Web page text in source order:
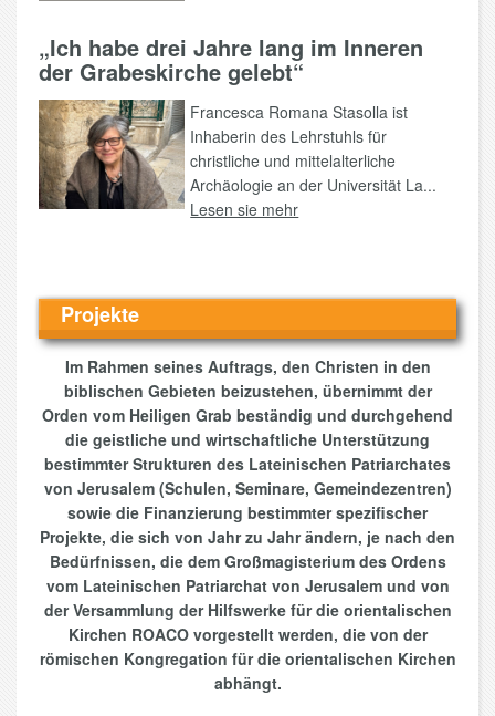
„Ich habe drei Jahre lang im Inneren
der Grabeskirche gelebt“
Francesca Romana Stasolla ist
Inhaberin des Lehrstuhls für
christliche und mittelalterliche
Archäologie an der Universität La...
Lesen sie mehr
Projekte
Im Rahmen seines Auftrags, den Christen in den
biblischen Gebieten beizustehen, übernimmt der
Orden vom Heiligen Grab beständig und durchgehend
die geistliche und wirtschaftliche Unterstützung
bestimmter Strukturen des Lateinischen Patriarchates
von Jerusalem (Schulen, Seminare, Gemeindezentren)
sowie die Finanzierung bestimmter spezifischer
Projekte, die sich von Jahr zu Jahr ändern, je nach den
Bedürfnissen, die dem Großmagisterium des Ordens
vom Lateinischen Patriarchat von Jerusalem und von
der Versammlung der Hilfswerke für die orientalischen
Kirchen ROACO vorgestellt werden, die von der
römischen Kongregation für die orientalischen Kirchen
abhängt.